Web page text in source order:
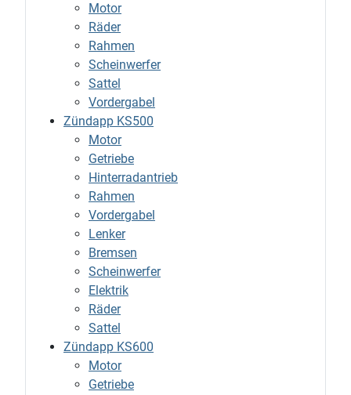
Motor
Räder
Rahmen
Scheinwerfer
Sattel
Vordergabel
Zündapp KS500
Motor
Getriebe
Hinterradantrieb
Rahmen
Vordergabel
Lenker
Bremsen
Scheinwerfer
Elektrik
Räder
Sattel
Zündapp KS600
Motor
Getriebe